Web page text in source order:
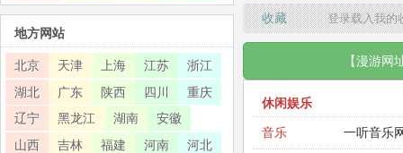
收藏 登录载入我
【漫游网
休闲娱乐
音乐
一听音乐
地方网站
北京 天津 上海 江苏
浙江
湖北
广东 陕西 四川
重庆
辽宁
黑龙江 湖南
安徽
山西
吉林 福建 河南
河北